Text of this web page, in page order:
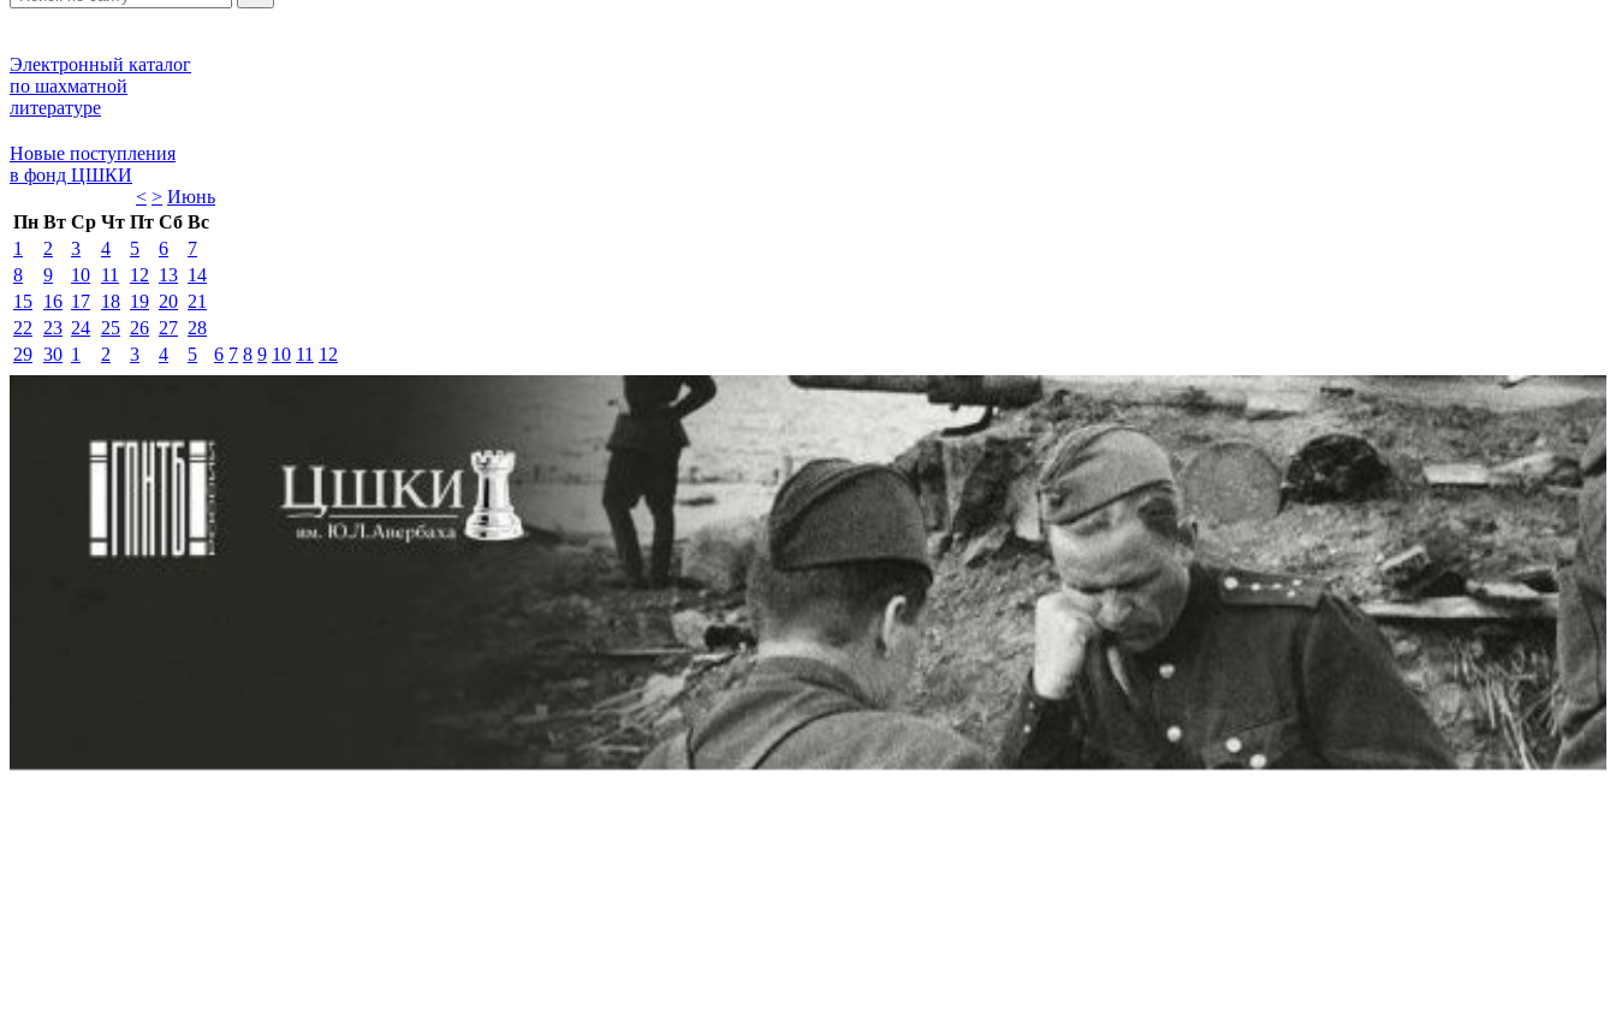
Электронный каталог
по шахматной
литературе
Новые поступления
в фонд ЦШКИ
< > Июнь
Пн Вт Ср Чт Пт Сб Вс
1
2 3 4 5 6
7
8
9 10 11 12 13 14
15 16 17 18 19 20 21
22
23 24 25 26 27 28
29 30 1 2 3 4 5 6 7 8 9 10 11 12